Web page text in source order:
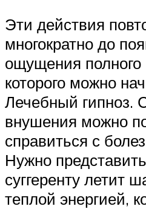
Эти действия
многократно до
ощущения полного
которого можно
Лечебный
внушения можно
справиться с
Нужно
суггеренту летит
теплой энергией,